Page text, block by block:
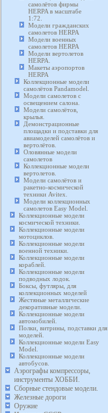
самолётов фирмы
HERPA в масштабе
1:72.
Модели гражданских
самолетов HERPA
Модели военных
самолетов HERPA
Модели вертолетов
HERPA.
Макеты аэропортов
HERPA
Коллекционные модели
самолётов Pandamodel.
Модели самолетов с
освещением салона.
Модели самолётов,
крылья.
Демонстрационные
площадки и подставки для
авиамоделей самолётов и
вертолётов.
Оловянные модели
самолетов
Коллекционные модели
вертолетов.
Модели самолётов и
ракетно-космической
техники Avitex.
Модели коллекционных
самолетов Easy Model.
Коллекционные модели
космической техники.
Коллекционные модели
мотоциклов.
Коллекционные модели
военной техники.
Коллекционные модели
кораблей.
Коллекционные модели
подводных лодок.
Боксы, футляры, для
коллекционных моделей
Жестяные металлические
декоративные модели.
Коллекционные модели
автомобилей.
Полки, витрины, подставки для
моделей.
Коллекционные модели Easy
Model.
Коллекционные модели
автобусов.
Аэрографы компрессоры,
инструменты ХОББИ.
Сборные стендовые модели.
Железные дороги
Оружие